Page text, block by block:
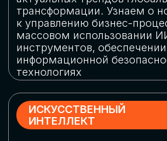
Выясним, как в наши дни уверенно
защищать свой бизнес от киберугроз
Узнаем, в каких отраслях ИИ
«материализуется», какие роботы
решают сложные бизнес-задачи, а где
только обсуждают концепции
роботизации и потенциальные бюджеты
на тестирование образцов